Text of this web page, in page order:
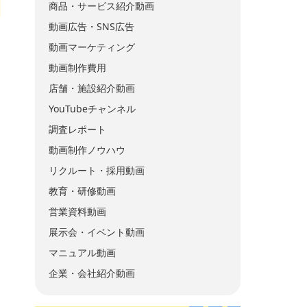
商品・サービス紹介動画
動画広告・SNS広告
動画マーケティング
動画制作費用
店舗・施設紹介動画
YouTubeチャンネル
調査レポート
動画制作ノウハウ
リクルート・採用動画
教育・研修動画
営業資料動画
展示会・イベント動画
マニュアル動画
企業・会社紹介動画